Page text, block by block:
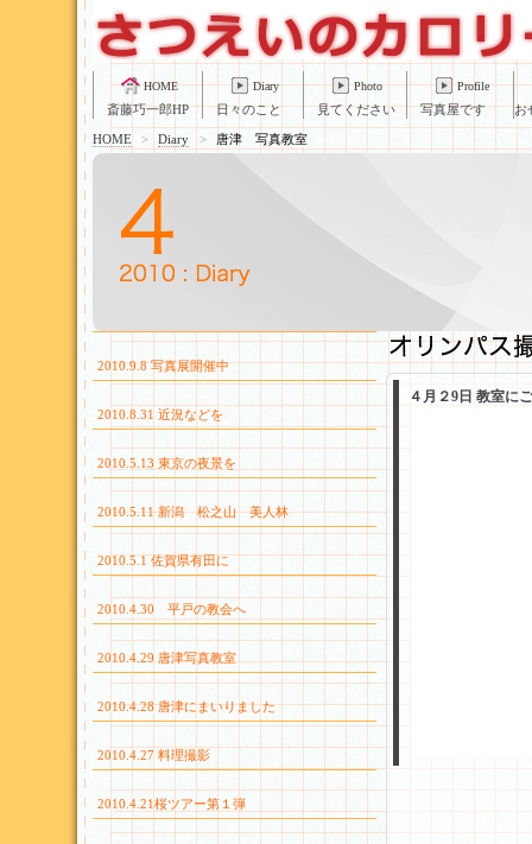
HOME
斎藤巧一郎HP
Diary
日々のこと
Photo
見てください
Profile
写真屋です お
HOME > Diary > 唐津 写真教室
４月２9日 教室に
2010.9.8 写真展開催中
2010.8.31 近況などを
2010.5.13 東京の夜景を
2010.5.11 新潟 松之山 美人林
2010.5.1 佐賀県有田に
2010.4.30 平戸の教会へ
2010.4.29 唐津写真教室
2010.4.28 唐津にまいりました
2010.4.27 料理撮影
2010.4.21桜ツアー第１弾